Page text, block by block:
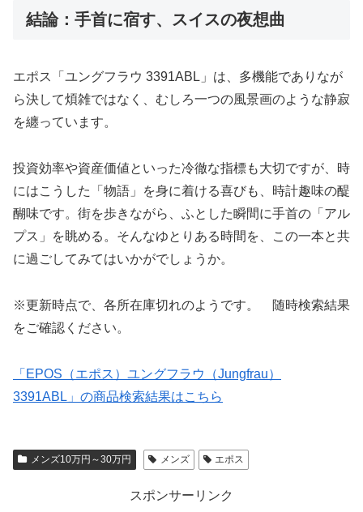
結論：手首に宿す、スイスの夜想曲
エポス「ユングフラウ 3391ABL」は、多機能でありなが
ら決して煩雑ではなく、むしろ一つの風景画のような静寂
を纏っています。
投資効率や資産価値といった冷徹な指標も大切ですが、時
にはこうした「物語」を身に着ける喜びも、時計趣味の醍
醐味です。街を歩きながら、ふとした瞬間に手首の「アル
プス」を眺める。そんなゆとりある時間を、この一本と共
に過ごしてみてはいかがでしょうか。
※更新時点で、各所在庫切れのようです。 随時検索結果
をご確認ください。
「EPOS（エポス）ユングフラウ（Jungfrau）
3391ABL」の商品検索結果はこちら
メンズ10万円～30万円 メンズ エポス
スポンサーリンク